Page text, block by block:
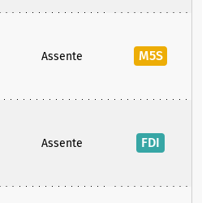
Assente M5S
Assente FDI